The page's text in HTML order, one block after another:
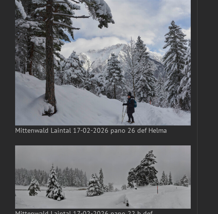
Mittenwald Laintal 17-02-2026 pano 26 def Helma